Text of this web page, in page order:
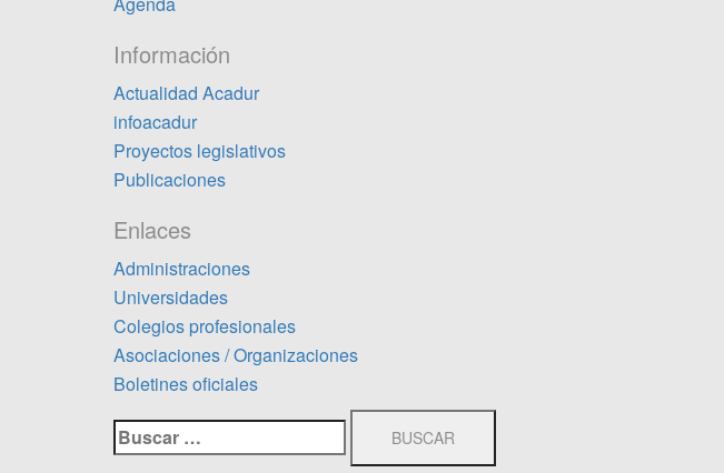
Información
Actualidad Acadur
infoacadur
Proyectos legislativos
Publicaciones
Enlaces
Administraciones
Universidades
Colegios profesionales
Asociaciones / Organizaciones
Boletines oficiales
Buscar: